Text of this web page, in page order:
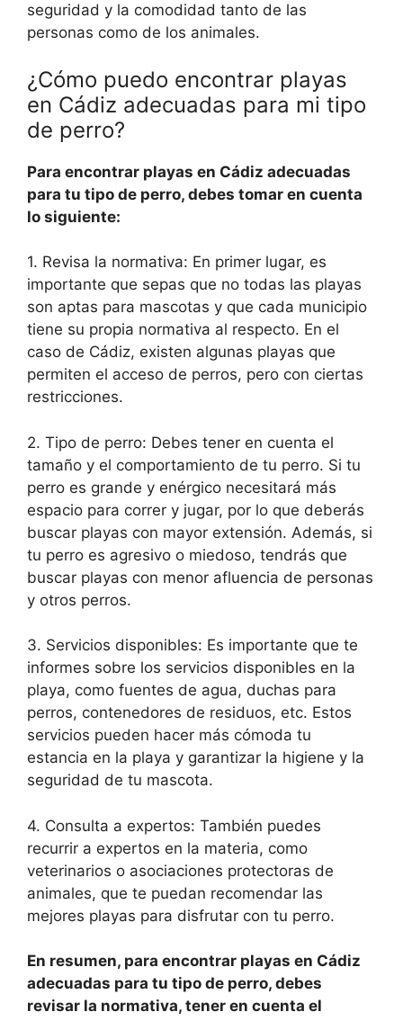
seguridad y la comodidad tanto de las
personas como de los animales.
¿Cómo puedo encontrar playas
en Cádiz adecuadas para mi tipo
de perro?
Para encontrar playas en Cádiz adecuadas
para tu tipo de perro, debes tomar en cuenta
lo siguiente:
1. Revisa la normativa: En primer lugar, es
importante que sepas que no todas las playas
son aptas para mascotas y que cada municipio
tiene su propia normativa al respecto. En el
caso de Cádiz, existen algunas playas que
permiten el acceso de perros, pero con ciertas
restricciones.
2. Tipo de perro: Debes tener en cuenta el
tamaño y el comportamiento de tu perro. Si tu
perro es grande y enérgico necesitará más
espacio para correr y jugar, por lo que deberás
buscar playas con mayor extensión. Además, si
tu perro es agresivo o miedoso, tendrás que
buscar playas con menor afluencia de personas
y otros perros.
3. Servicios disponibles: Es importante que te
informes sobre los servicios disponibles en la
playa, como fuentes de agua, duchas para
perros, contenedores de residuos, etc. Estos
servicios pueden hacer más cómoda tu
estancia en la playa y garantizar la higiene y la
seguridad de tu mascota.
4. Consulta a expertos: También puedes
recurrir a expertos en la materia, como
veterinarios o asociaciones protectoras de
animales, que te puedan recomendar las
mejores playas para disfrutar con tu perro.
En resumen, para encontrar playas en Cádiz
adecuadas para tu tipo de perro, debes
revisar la normativa, tener en cuenta el